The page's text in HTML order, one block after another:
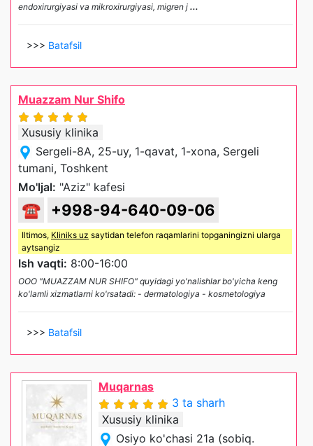
endoxirurgiyasi va mikroxirurgiyasi, migren j ...
>>> Batafsil
Muazzam Nur Shifo
Xususiy klinika
Sergeli-8A, 25-uy, 1-qavat, 1-xona, Sergeli
tumani, Toshkent
Mo'ljal: "Aziz" kafesi
☎ +998-94-640-09-06
Iltimos, Kliniks uz saytidan telefon raqamlarini topganingizni ularga
aytsangiz
Ish vaqti: 8:00-16:00
OOO "MUAZZAM NUR SHIFO" quyidagi yo'nalishlar bo'yicha keng
ko'lamli xizmatlarni ko'rsatadi: - dermatologiya - kosmetologiya
>>> Batafsil
Muqarnas
3 ta sharh
Xususiy klinika
Osiyo ko'chasi 21a (sobiq.